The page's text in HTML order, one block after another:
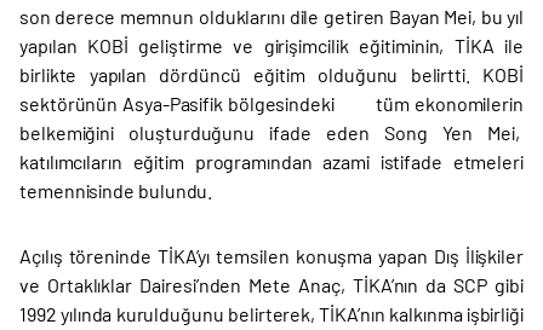
son derece memnun olduklarını dile getiren Bayan Mei, bu yıl
yapılan KOBİ geliştirme ve girişimcilik eğitiminin, TİKA ile
birlikte yapılan dördüncü eğitim olduğunu belirtti. KOBİ
sektörünün Asya-Pasifik bölgesindeki tüm ekonomilerin
belkemiğini oluşturduğunu ifade eden Song Yen Mei,
katılımcıların eğitim programından azami istifade etmeleri
temennisinde bulundu.
Açılış töreninde TİKA’yı temsilen konuşma yapan Dış İlişkiler
ve Ortaklıklar Dairesi’nden Mete Anaç, TİKA’nın da SCP gibi
1992 yılında kurulduğunu belirterek, TİKA’nın kalkınma işbirliği